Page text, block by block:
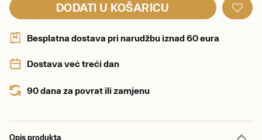
DODATI U KOŠARICU
Besplatna dostava pri narudžbu iznad 60 eura
Dostava već treći dan
90 dana za povrat ili zamjenu
Opis produkta